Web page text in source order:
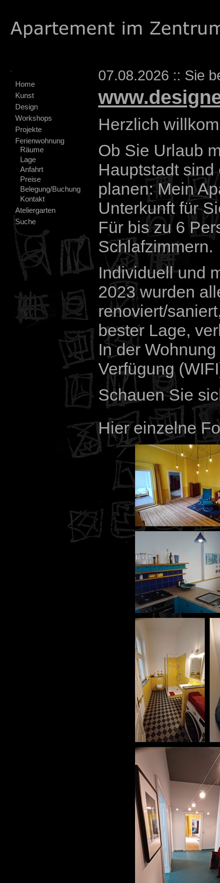
Home
Kunst
Design
Workshops
Projekte
Ferienwohnung
Räume
Lage
Anfahrt
Preise
Belegung/Buchung
Kontakt
Ateliergarten
Suche
07.08.2026 :: Sie
Herzlich
Ob Sie Urlaub
Hauptstadt
planen: Mein
Unterkunft für
Für bis zu 6
Schlafzimmern.
Individuell und
2023 wurden
renoviert/
bester Lage,
In der
Verfügung
Schauen Sie
Hier einzelne